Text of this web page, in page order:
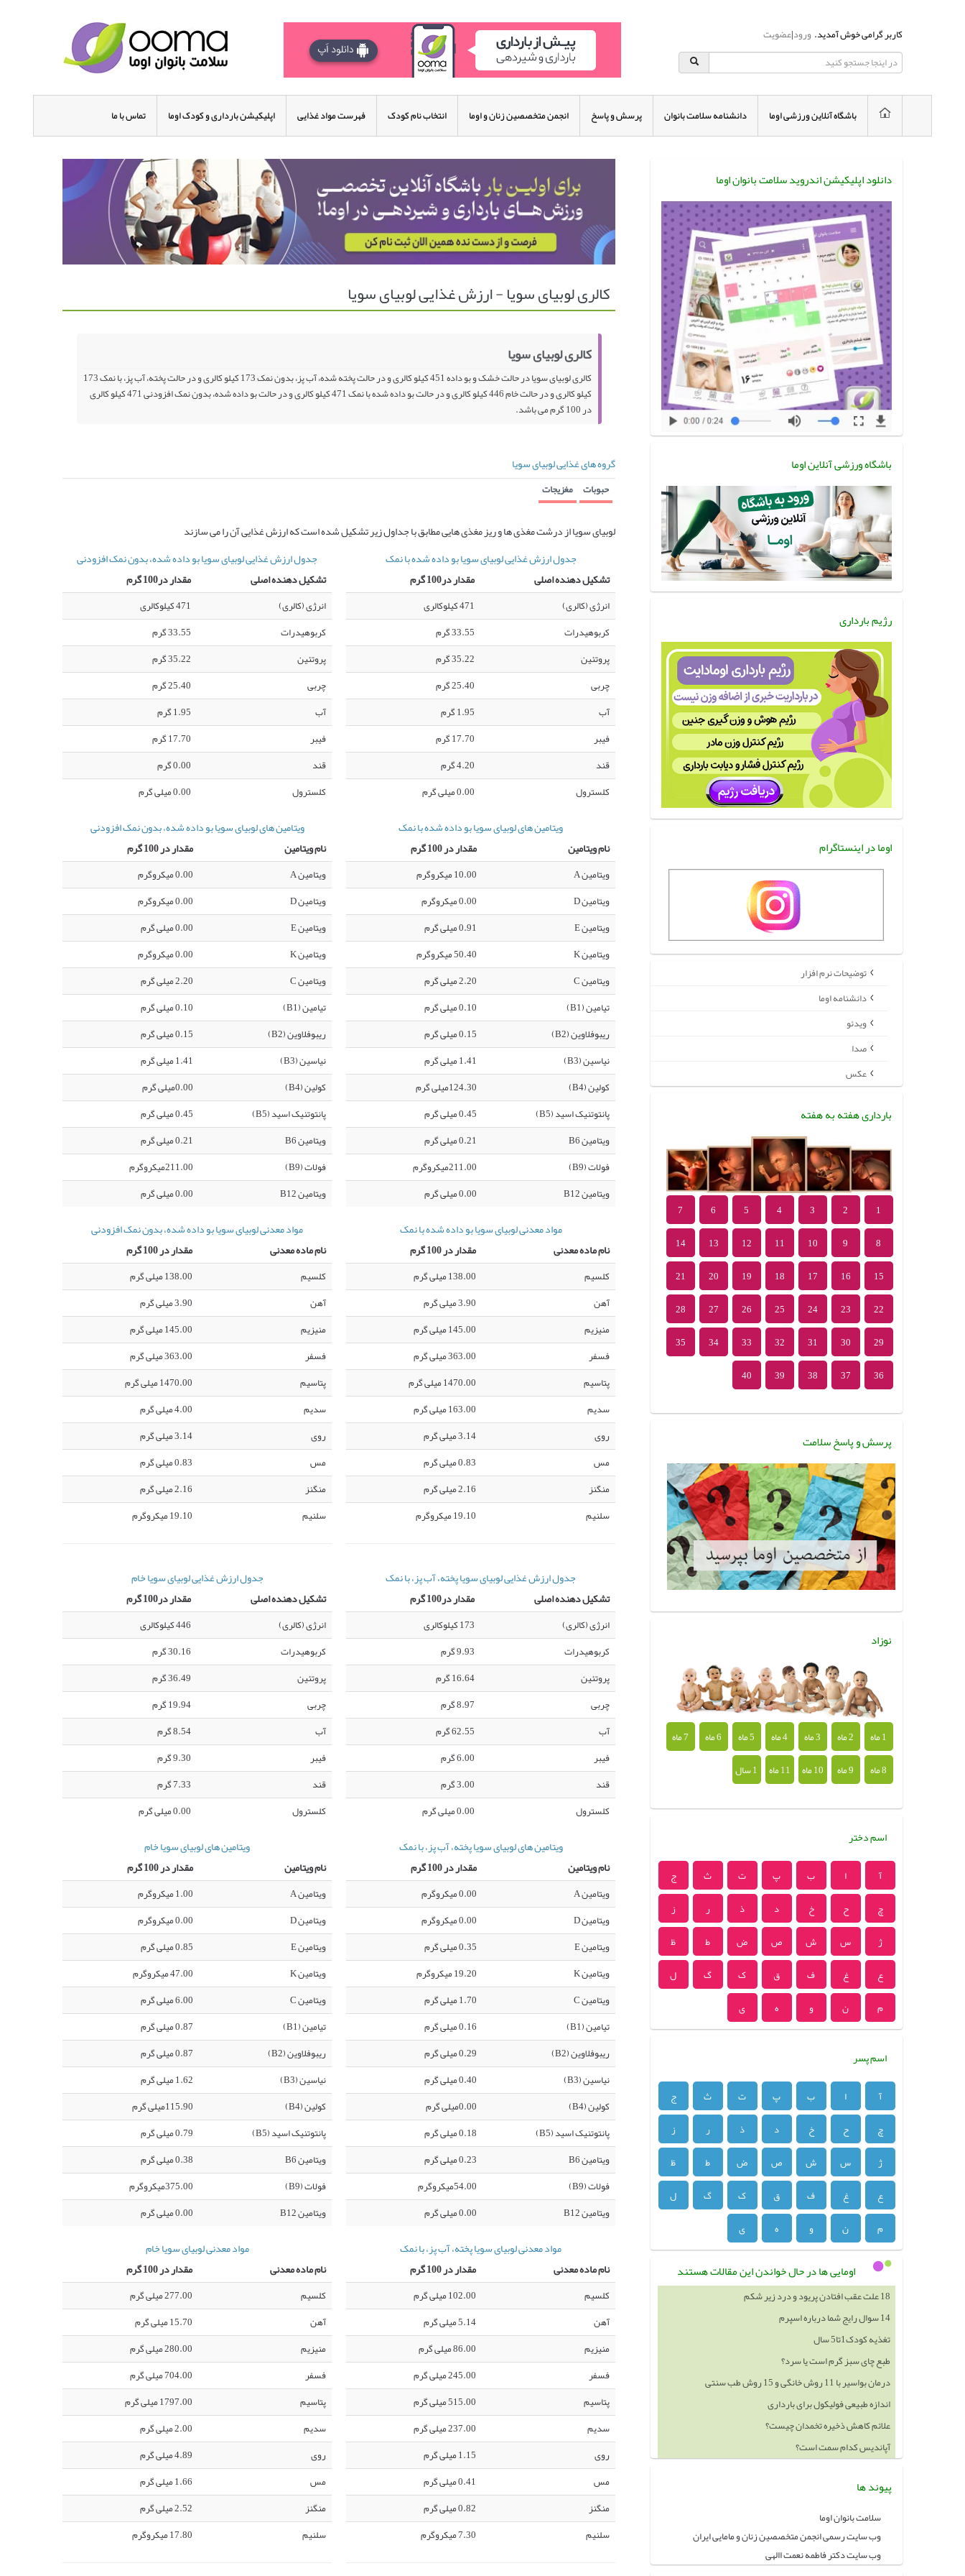
کاربر گرامی خوش آمدید.ورود|عضویت
باشگاه آنلاین ورزشی اوما دانشنامه سلامت بانوان پرسش و پاسخ انجمن متخصصین زنان و اوما انتخاب نام کودک فهرست مواد غذایی اپلیکیشن بارداری و کودک اوما تماس با ما
کالری لوبیای سویا - ارزش غذایی لوبیای سویا
کالری لوبیای سویا
کالری لوبیای سویا در حالت خشک و بو داده 451 کیلو کالری و در حالت پخته شده، آب پز، بدون نمک 173 کیلو کالری و در حالت پخته، آب پز، با نمک 173
کیلو کالری و در حالت خام 446 کیلو کالری و در حالت بو داده شده با نمک 471 کیلو کالری و در حالت بو داده شده، بدون نمک افزودنی 471 کیلو کالری
در 100 گرم می باشد.
گروه های غذایی لوبیای سویا
حبوبات مغزیجات
لوبیای سویا از درشت مغذی ها و ریز مغذی هایی مطابق با جداول زیر تشکیل شده است که ارزش غذایی آن را می سازند
جدول ارزش غذایی لوبیای سویا پخته، آب پز، با نمک
تشکیل دهنده اصلی
مقدار در100 گرم
انرژی (کالری)
173 کیلوکالری
کربوهیدرات
9.93 گرم
پروتئین
16.64 گرم
چربی
8.97 گرم
آب
62.55 گرم
فیبر
6.00 گرم
قند
3.00 گرم
کلسترول
0.00 میلی گرم
ویتامین های لوبیای سویا پخته، آب پز، با نمک
نام ویتامین
مقدار در 100 گرم
ویتامین A
0.00 میکروگرم
ویتامین D
0.00 میکروگرم
ویتامین E
0.35 میلی گرم
ویتامین K
19.20 میکروگرم
ویتامین C
1.70 میلی گرم
تیامین (B1)
0.16 میلی گرم
ریبوفلاوین (B2)
0.29 میلی گرم
نیاسین (B3)
0.40 میلی گرم
کولین (B4)
0.00میلی گرم
پانتوتنیک اسید (B5)
0.18 میلی گرم
ویتامین B6
0.23 میلی گرم
فولات (B9)
54.00میکروگرم
ویتامین B12
0.00 میلی گرم
مواد معدنی لوبیای سویا پخته، آب پز، با نمک
نام ماده معدنی
مقدار در 100 گرم
کلسیم
102.00 میلی گرم
آهن
5.14 میلی گرم
منیزیم
86.00 میلی گرم
فسفر
245.00 میلی گرم
پتاسیم
515.00 میلی گرم
سدیم
237.00 میلی گرم
روی
1.15 میلی گرم
مس
0.41 میلی گرم
منگنز
0.82 میلی گرم
سلنیم
7.30 میکروگرم
جدول ارزش غذایی لوبیای سویا خام
تشکیل دهنده اصلی
مقدار در100 گرم
انرژی (کالری)
446 کیلوکالری
کربوهیدرات
30.16 گرم
پروتئین
36.49 گرم
چربی
19.94 گرم
آب
8.54 گرم
فیبر
9.30 گرم
قند
7.33 گرم
کلسترول
0.00 میلی گرم
ویتامین های لوبیای سویا خام
نام ویتامین
مقدار در 100 گرم
ویتامین A
1.00 میکروگرم
ویتامین D
0.00 میکروگرم
ویتامین E
0.85 میلی گرم
ویتامین K
47.00 میکروگرم
ویتامین C
6.00 میلی گرم
تیامین (B1)
0.87 میلی گرم
ریبوفلاوین (B2)
0.87 میلی گرم
نیاسین (B3)
1.62 میلی گرم
کولین (B4)
115.90میلی گرم
پانتوتنیک اسید (B5)
0.79 میلی گرم
ویتامین B6
0.38 میلی گرم
فولات (B9)
375.00میکروگرم
ویتامین B12
0.00 میلی گرم
مواد معدنی لوبیای سویا خام
نام ماده معدنی
مقدار در 100 گرم
کلسیم
277.00 میلی گرم
آهن
15.70 میلی گرم
منیزیم
280.00 میلی گرم
فسفر
704.00 میلی گرم
پتاسیم
1797.00 میلی گرم
سدیم
2.00 میلی گرم
روی
4.89 میلی گرم
مس
1.66 میلی گرم
منگنز
2.52 میلی گرم
سلنیم
17.80 میکروگرم
جدول ارزش غذایی لوبیای سویا بو داده شده با نمک
تشکیل دهنده اصلی
مقدار در100 گرم
انرژی (کالری)
471 کیلوکالری
کربوهیدرات
33.55 گرم
پروتئین
35.22 گرم
چربی
25.40 گرم
آب
1.95 گرم
فیبر
17.70 گرم
قند
4.20 گرم
کلسترول
0.00 میلی گرم
ویتامین های لوبیای سویا بو داده شده با نمک
نام ویتامین
مقدار در 100 گرم
ویتامین A
10.00 میکروگرم
ویتامین D
0.00 میکروگرم
ویتامین E
0.91 میلی گرم
ویتامین K
50.40 میکروگرم
ویتامین C
2.20 میلی گرم
تیامین (B1)
0.10 میلی گرم
ریبوفلاوین (B2)
0.15 میلی گرم
نیاسین (B3)
1.41 میلی گرم
کولین (B4)
124.30میلی گرم
پانتوتنیک اسید (B5)
0.45 میلی گرم
ویتامین B6
0.21 میلی گرم
فولات (B9)
211.00میکروگرم
ویتامین B12
0.00 میلی گرم
مواد معدنی لوبیای سویا بو داده شده با نمک
نام ماده معدنی
مقدار در 100 گرم
کلسیم
138.00 میلی گرم
آهن
3.90 میلی گرم
منیزیم
145.00 میلی گرم
فسفر
363.00 میلی گرم
پتاسیم
1470.00 میلی گرم
سدیم
163.00 میلی گرم
روی
3.14 میلی گرم
مس
0.83 میلی گرم
منگنز
2.16 میلی گرم
سلنیم
19.10 میکروگرم
جدول ارزش غذایی لوبیای سویا بو داده شده، بدون نمک افزودنی
تشکیل دهنده اصلی
مقدار در100 گرم
انرژی (کالری)
471 کیلوکالری
کربوهیدرات
33.55 گرم
پروتئین
35.22 گرم
چربی
25.40 گرم
آب
1.95 گرم
فیبر
17.70 گرم
قند
0.00 گرم
کلسترول
0.00 میلی گرم
ویتامین های لوبیای سویا بو داده شده، بدون نمک افزودنی
نام ویتامین
مقدار در 100 گرم
ویتامین A
0.00 میکروگرم
ویتامین D
0.00 میکروگرم
ویتامین E
0.00 میلی گرم
ویتامین K
0.00 میکروگرم
ویتامین C
2.20 میلی گرم
تیامین (B1)
0.10 میلی گرم
ریبوفلاوین (B2)
0.15 میلی گرم
نیاسین (B3)
1.41 میلی گرم
کولین (B4)
0.00میلی گرم
پانتوتنیک اسید (B5)
0.45 میلی گرم
ویتامین B6
0.21 میلی گرم
فولات (B9)
211.00میکروگرم
ویتامین B12
0.00 میلی گرم
مواد معدنی لوبیای سویا بو داده شده، بدون نمک افزودنی
نام ماده معدنی
مقدار در 100 گرم
کلسیم
138.00 میلی گرم
آهن
3.90 میلی گرم
منیزیم
145.00 میلی گرم
فسفر
363.00 میلی گرم
پتاسیم
1470.00 میلی گرم
سدیم
4.00 میلی گرم
روی
3.14 میلی گرم
مس
0.83 میلی گرم
منگنز
2.16 میلی گرم
سلنیم
19.10 میکروگرم
دانلود اپلیکیشن اندروید سلامت بانوان اوما
باشگاه ورزشی آنلاین اوما
رژیم بارداری
اوما در اینستاگرام
توضیحات نرم افزار
دانشنامه اوما
ویدئو
صدا
عکس
بارداری هفته به هفته
1
2
3
4
5
6
7
8
9
10
11
12
13
14
15
16
17
18
19
20
21
22
23
24
25
26
27
28
29
30
31
32
33
34
35
36
37
38
39
40
پرسش و پاسخ سلامت
نوزاد
1 ماه 2 ماه 3 ماه 4 ماه 5 ماه 6 ماه
7 ماه
8 ماه
9 ماه 10 ماه 11 ماه 1 سال
اسم دختر
آ ا ب پ ت ث
ج
چ
ح خ د ذ ر
ز
ژ
س ش ص ض ط
ظ
ع
غ ف ق ک گ
ل
م
ن و ه ی
اسم پسر
آ ا ب پ ت ث
ج
چ
ح خ د ذ ر
ز
ژ
س ش ص ض ط
ظ
ع
غ ف ق ک گ
ل
م
ن و ه ی
اومایی ها در حال خواندن این مقالات هستند
18 علت عقب افتادن پریود و درد زیر شکم
14 سوال رایج شما درباره اسپرم
تغذیه کودک1تا5 سال
طبع چای سبز گرم است یا سرد؟
درمان بواسیر با 11 روش خانگی و 15 روش طب سنتی
اندازه طبیعی فولیکول برای بارداری
علائم کاهش ذخیره تخمدان چیست؟
آپاندیس کدام سمت است؟
پیوند ها
سلامت بانوان اوما
وب سایت رسمی انجمن متخصصین زنان و مامایی ایران
وب سایت دکتر فاطمه نعمت االهی